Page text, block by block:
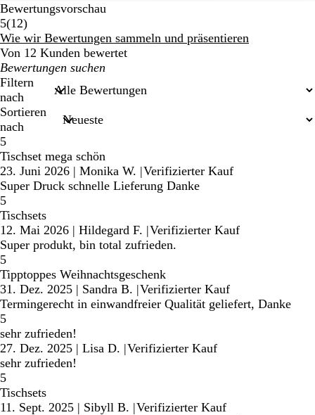
Bewertungsvorschau
5(1212
Bewertungen
)
Wie wir Bewertungen sammeln und präsentieren
Von 12 Kunden bewertet
Meine
Sucheingaben
Filtern
nach
Sortieren
nach
5
Tischset mega schön
23. Juni 2026 | Monika W. |Verifizierter Kauf
Super Druck schnelle Lieferung Danke
5
Tischsets
12. Mai 2026 | Hildegard F. |Verifizierter Kauf
Super produkt, bin total zufrieden.
5
Tipptoppes Weihnachtsgeschenk
31. Dez. 2025 | Sandra B. |Verifizierter Kauf
Termingerecht in einwandfreier Qualität geliefert, Danke
5
sehr zufrieden!
27. Dez. 2025 | Lisa D. |Verifizierter Kauf
sehr zufrieden!
5
Tischsets
11. Sept. 2025 | Sibyll B. |Verifizierter Kauf